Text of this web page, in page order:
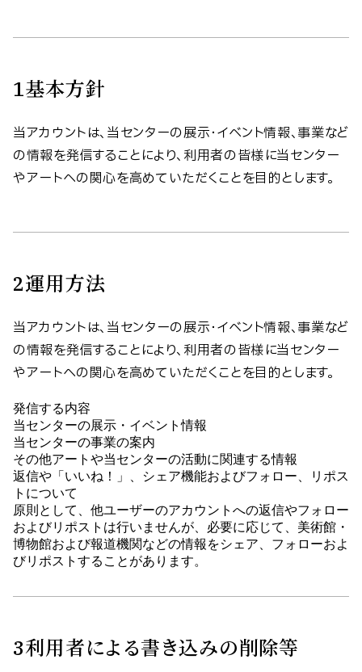
1基本方針
当アカウントは、当センターの展示・イベント情報、事業など
の情報を発信することにより、利用者の皆様に当センター
やアートへの関心を高めていただくことを目的とします。
2運用方法
当アカウントは、当センターの展示・イベント情報、事業など
の情報を発信することにより、利用者の皆様に当センター
やアートへの関心を高めていただくことを目的とします。
発信する内容
当センターの展示・イベント情報
当センターの事業の案内
その他アートや当センターの活動に関連する情報
返信や「いいね！」、シェア機能およびフォロー、リポス
トについて
原則として、他ユーザーのアカウントへの返信やフォロー
およびリポストは行いませんが、必要に応じて、美術館・
博物館および報道機関などの情報をシェア、フォローおよ
びリポストすることがあります。
3利用者による書き込みの削除等